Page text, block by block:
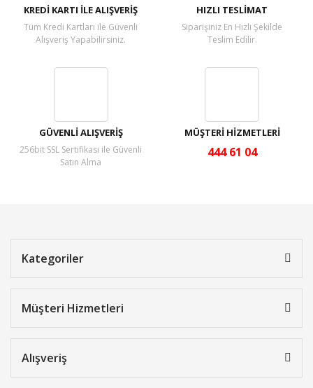
KREDİ KARTI İLE ALIŞVERİŞ
Tüm Kredi Kartları ile Güvenli
Alışveriş Yapabilirsiniz.
HIZLI TESLİMAT
Siparişiniz En Hızlı Şekilde
Teslim Edilir.
GÜVENLİ ALIŞVERİŞ
256bit SSL Sertifikası ile Güvenli
Satın Alma
MÜŞTERİ HİZMETLERİ
444 61 04
Kategoriler
Müşteri Hizmetleri
Alışveriş